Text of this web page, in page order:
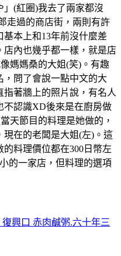
(紅圈)我去了兩家都沒
走過的商店街，兩則有許
本上和13年前沒什麼差
店內也幾乎都一樣，就是店
媽媽桑的大姐(笑)。有趣
，問了會說一點中文的大
著牆上的照片說，有名人
不認識XD後來是在廚房做
天節目的料理是她做的，
現在的老闆是大姐(左)。這
料理價位都在300日幣左
的一家店，但料理的選項
興口 赤肉鹹粥.六十年三